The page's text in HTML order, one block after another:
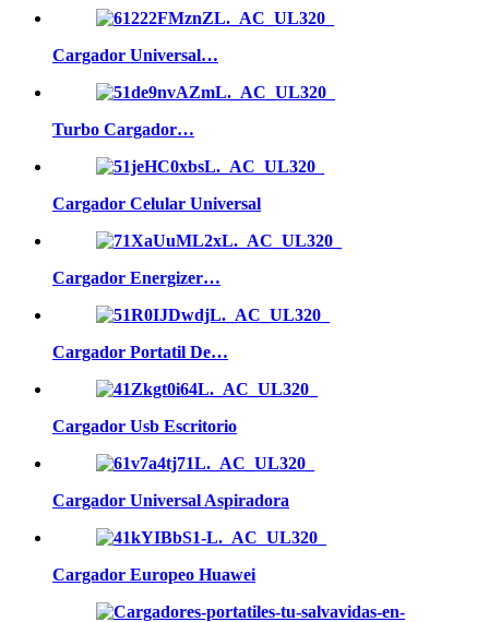
Cargador Universal…
Turbo Cargador…
Cargador Celular Universal
Cargador Energizer…
Cargador Portatil De…
Cargador Usb Escritorio
Cargador Universal Aspiradora
Cargador Europeo Huawei